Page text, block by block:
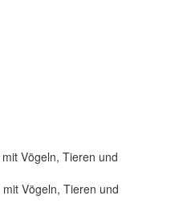
Vögeln, Tieren und
Vögeln, Tieren und